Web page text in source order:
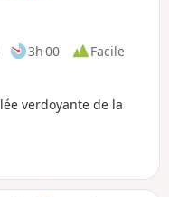
3h 00
Facile
verdoyante de la